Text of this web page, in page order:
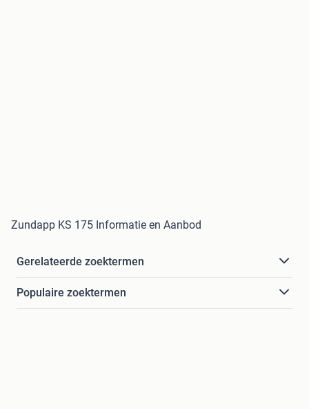
Zundapp KS 175 Informatie en Aanbod
Gerelateerde zoektermen
Populaire zoektermen